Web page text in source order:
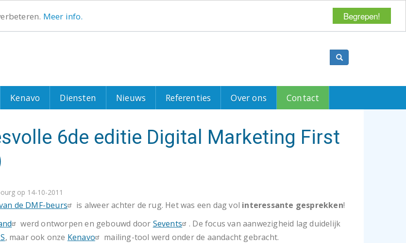
Begrepen!
Meer info.
Search
Kenavo Diensten Nieuws Referenties Over ons Contact
6de editie Digital Marketing First
op 14-10-2011
de DMF-beurs is alweer achter de rug. Het was een dag vol interessante gesprekken!
werd ontworpen en gebouwd door Sevents
. De focus van aanwezigheid lag duidelijk
, maar ook onze Kenavo mailing-tool werd onder de aandacht gebracht.